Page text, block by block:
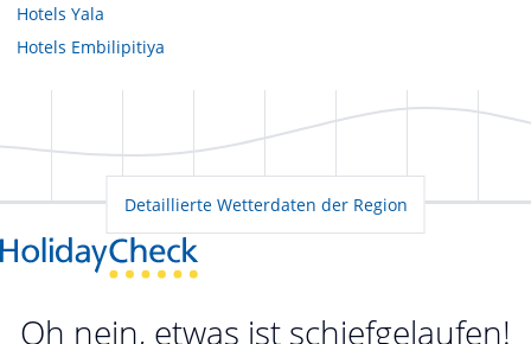
Hotels Yala
Hotels Embilipitiya
Detaillierte Wetterdaten der Region
Oh nein, etwas ist schiefgelaufen!